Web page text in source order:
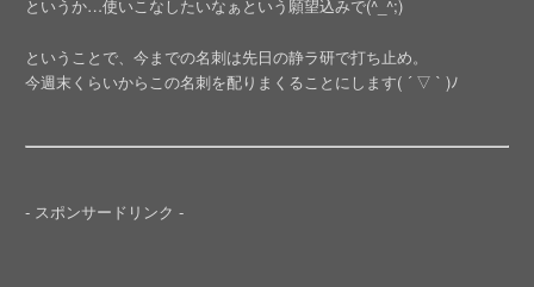
というか…使いこなしたいなぁという願望込みで(^_^;)
ということで、今までの名刺は先日の静ラ研で打ち止め。
今週末くらいからこの名刺を配りまくることにします( ´ ▽ ` )ﾉ
- スポンサードリンク -